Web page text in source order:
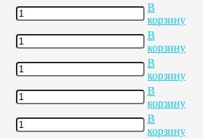
В
корзину
В
корзину
В
корзину
В
корзину
В
корзину